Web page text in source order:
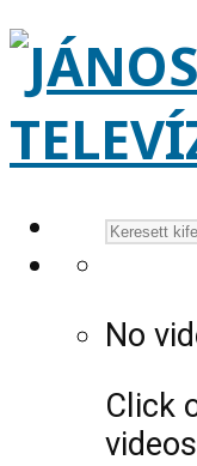
No
Click